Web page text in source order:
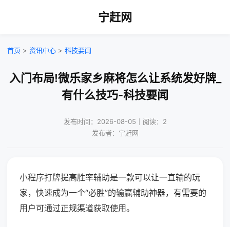
宁赶网
首页 > 资讯中心 > 科技要闻
入门布局!微乐家乡麻将怎么让系统发好牌_
有什么技巧-科技要闻
发布时间：2026-08-05｜阅读：2
发布者：宁赶网
小程序打牌提高胜率辅助是一款可以让一直输的玩
家，快速成为一个“必胜”的输赢辅助神器，有需要的
用户可通过正规渠道获取使用。